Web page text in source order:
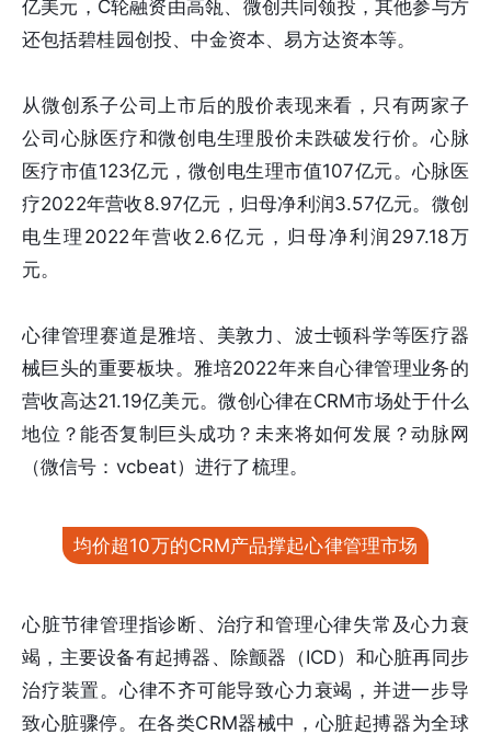
亿美元，C轮融资由高瓴、微创共同领投，其他参与方
还包括碧桂园创投、中金资本、易方达资本等。
从微创系子公司上市后的股价表现来看，只有两家子
公司心脉医疗和微创电生理股价未跌破发行价。心脉
医疗市值123亿元，微创电生理市值107亿元。心脉医
疗2022年营收8.97亿元，归母净利润3.57亿元。微创
电生理2022年营收2.6亿元，归母净利润297.18万
元。
心律管理赛道是雅培、美敦力、波士顿科学等医疗器
械巨头的重要板块。雅培2022年来自心律管理业务的
营收高达21.19亿美元。微创心律在CRM市场处于什么
地位？能否复制巨头成功？未来将如何发展？动脉网
（微信号：vcbeat）进行了梳理。
均价超10万的CRM产品撑起心律管理市场
心脏节律管理指诊断、治疗和管理心律失常及心力衰
竭，主要设备有起搏器、除颤器（ICD）和心脏再同步
治疗装置。⼼律不齐可能导致⼼力衰竭，并进一步导
致⼼脏骤停。在各类CRM器械中，⼼脏起搏器为全球